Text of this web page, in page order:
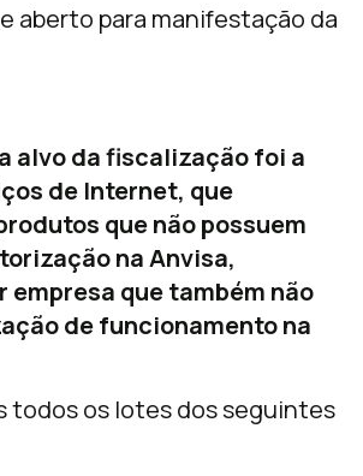
aberto para manifestação da
alvo da fiscalização foi a
de Internet, que
que não possuem
na Anvisa,
empresa que também não
de funcionamento na
todos os lotes dos seguintes